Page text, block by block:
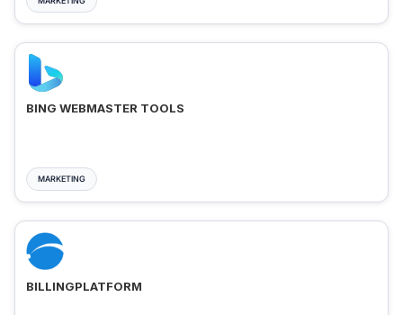
BING WEBMASTER TOOLS
MARKETING
BILLINGPLATFORM